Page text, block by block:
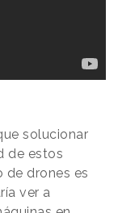
solucionar
de estos
de drones es
ver a